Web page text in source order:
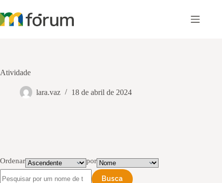
para
o
Atividade
lara.vaz 18 de abril de 2024
Ordenar por
Busca